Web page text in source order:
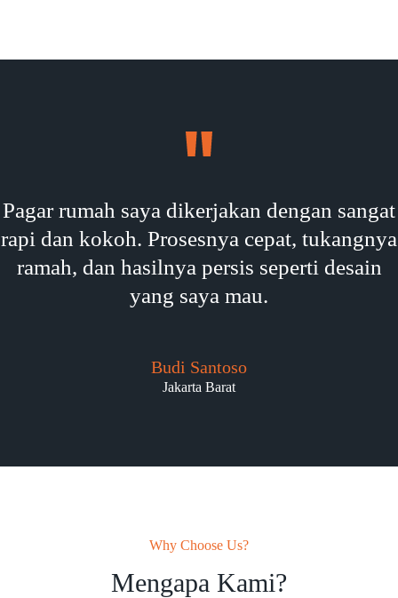
Pagar rumah saya dikerjakan dengan sangat
rapi dan kokoh. Prosesnya cepat, tukangnya
ramah, dan hasilnya persis seperti desain
yang saya mau.
Budi Santoso
Jakarta Barat
Why Choose Us?
Mengapa Kami?